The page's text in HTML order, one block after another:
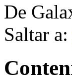
De
Saltar a: